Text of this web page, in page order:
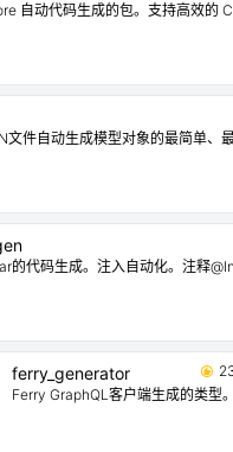
自动代码生成的包。支持高效的
文件自动生成模型对象的最简单、最
的代码生成。注入自动化。注释
ferry_generator
Ferry GraphQL客户端生成的类型。